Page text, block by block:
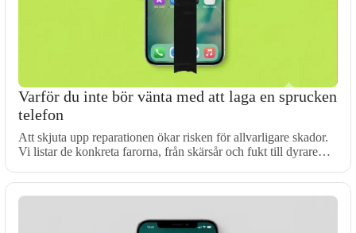
Varför du inte bör vänta med att laga en sprucken
telefon
Att skjuta upp reparationen ökar risken för allvarligare skador.
Vi listar de konkreta farorna, från skärsår och fukt till dyrare…